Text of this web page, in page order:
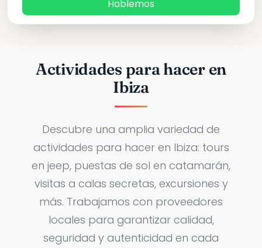
Hablemos
Actividades para hacer en
Ibiza
Descubre una amplia variedad de
actividades para hacer en Ibiza: tours
en jeep, puestas de sol en catamarán,
visitas a calas secretas, excursiones y
más. Trabajamos con proveedores
locales para garantizar calidad,
seguridad y autenticidad en cada